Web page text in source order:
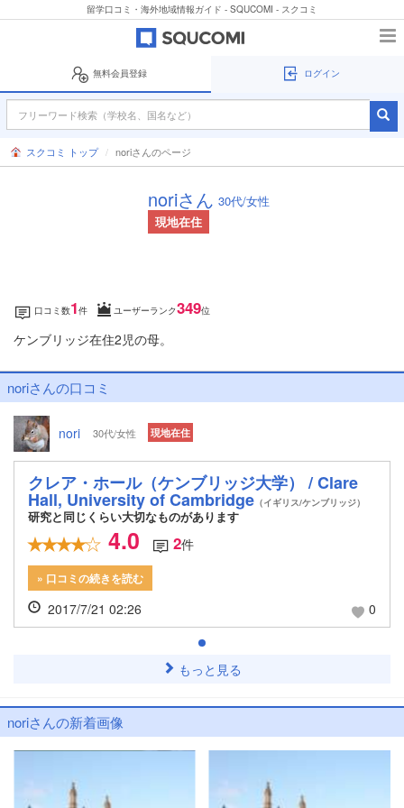
留学口コミ・海外地域情報ガイド - SQUCOMI - スクコミ
無料会員登録 ログイン
スクコミ トップ noriさんのページ
noriさん 30代/女性
現地在住
口コミ数1件 ユーザーランク349位
ケンブリッジ在住2児の母。
noriさんの口コミ
nori 30代/女性 現地在住
クレア・ホール（ケンブリッジ大学） / Clare
Hall, University of Cambridge （イギリス/ケンブリッジ）
研究と同じくらい大切なものがあります
4.0 2件
» 口コミの続きを読む
2017/7/21 02:26 0
もっと見る
noriさんの新着画像